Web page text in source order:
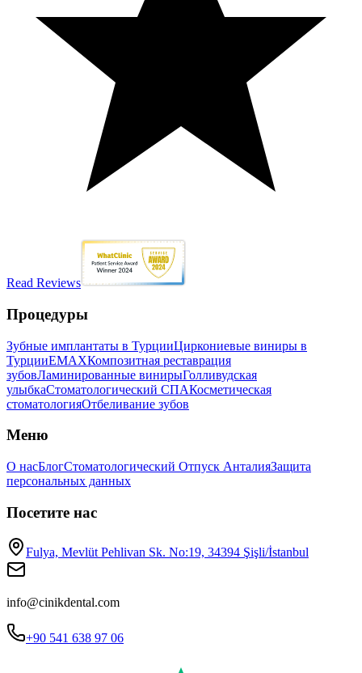
Read Reviews
Процедуры
Зубные имплантаты в ТурцииЦиркониевые виниры в
ТурцииEMAXКомпозитная реставрация
зубовЛаминированные винирыГолливудская
улыбкаСтоматологический СПАКосметическая
стоматологияОтбеливание зубов
Меню
О насБлогСтоматологический Отпуск АнталияЗащита
персональных данных
Посетите нас
Fulya, Mevlüt Pehlivan Sk. No:19, 34394 Şişli/İstanbul
info@cinikdental.com
+90 541 638 97 06